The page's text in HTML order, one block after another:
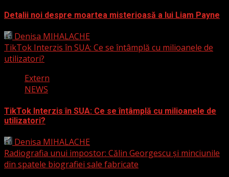
Detalii noi despre moartea misterioasă a lui Liam Payne
Denisa MIHALACHE
TikTok Interzis în SUA: Ce se întâmplă cu milioanele de
utilizatori?
Extern
NEWS
TikTok Interzis în SUA: Ce se întâmplă cu milioanele de
utilizatori?
Denisa MIHALACHE
Radiografia unui impostor: Călin Georgescu și minciunile
din spatele biografiei sale fabricate